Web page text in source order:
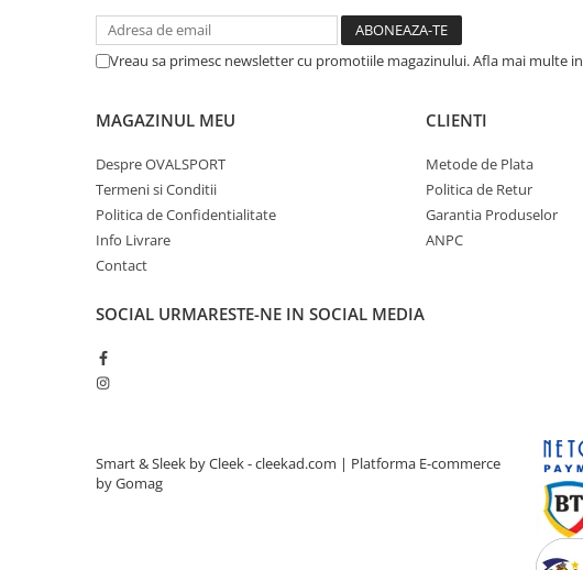
Vreau sa primesc newsletter cu promotiile magazinului. Afla mai multe in
MAGAZINUL MEU
Despre OVALSPORT
Termeni si Conditii
Politica de Confidentialitate
Info Livrare
Contact
CLIENTI
Metode de Plata
Politica de Retur
Garantia Produselor
ANPC
SOCIAL URMARESTE-NE IN SOCIAL MEDIA
Smart & Sleek by Cleek - cleekad.com | Platforma E-commerce
by Gomag